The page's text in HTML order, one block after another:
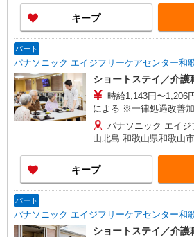
キープ
パート
パナソニック エイジフリーケアセンター和
ショートステイ／介護
時給1,143円〜1,206
による ※一律処遇改善
〇土日祝勤務手当 〇夜
無事故無違反表彰金 〇
7:00〜8:00/夜間18:00〜
パナソニック エイ
山北島 和歌山県和歌山
キープ
パート
パナソニック エイジフリーケアセンター和
ショートステイ／介護